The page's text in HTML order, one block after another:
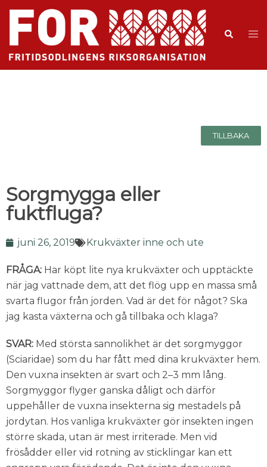
TILLBAKA
Sorgmygga eller
fuktfluga?
juni 26, 2019 Krukväxter inne och ute
FRÅGA: Har köpt lite nya krukväxter och upptäckte
när jag vattnade dem, att det flög upp en massa små
svarta flugor från jorden. Vad är det för något? Ska
jag kasta växterna och gå tillbaka och klaga?
SVAR: Med största sannolikhet är det sorgmyggor
(Sciaridae) som du har fått med dina krukväxter hem.
Den vuxna insekten är svart och 2–3 mm lång.
Sorgmyggor flyger ganska dåligt och därför
uppehåller de vuxna insekterna sig mestadels på
jordytan. Hos vanliga krukväxter gör insekten ingen
större skada, utan är mest irriterade. Men vid
frösådder eller vid rotning av sticklingar kan ett